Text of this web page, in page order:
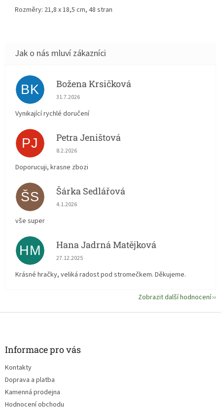
Rozměry: 21,8 x 18,5 cm, 48 stran
BK Božena Krsičková
Hodnocení obchodu je 5 z 5 hvězdiček.
31.7.2026
Vynikající rychlé doručení
PJ Petra Jeništová
Hodnocení obchodu je 5 z 5 hvězdiček.
8.2.2026
Doporucuji, krasne zbozi
ŠS Šárka Sedlářová
Hodnocení obchodu je 5 z 5 hvězdiček.
4.1.2026
vše super
HM Hana Jadrná Matějková
Hodnocení obchodu je 5 z 5 hvězdiček.
27.12.2025
Krásné hračky, veliká radost pod stromečkem. Děkujeme.
Zobrazit další hodnocení
Informace pro vás
Kontakty
Doprava a platba
Kamenná prodejna
Hodnocení obchodu